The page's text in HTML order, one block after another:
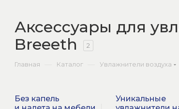
Аксессуары для
Breeeth
2
Главная Каталог Увлажнители воздуха
Без капель
Уникальные